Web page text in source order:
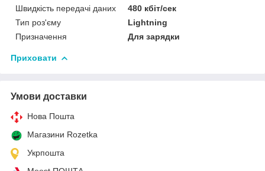
Швидкість передачі даних
480 кбіт/сек
Тип роз'єму
Lightning
Призначення
Для зарядки
Приховати
Умови доставки
Нова Пошта
Магазини Rozetka
Укрпошта